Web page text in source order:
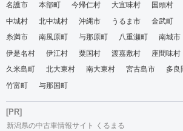
名護市
本部町 今帰仁村 大宜味村 国頭村
中城村
北中城村 沖縄市 うるま市 金武町
糸満市
南風原町 与那原町 八重瀬町 南城市
伊是名村
伊江村 粟国村 渡嘉敷村 座間味村
久米島町
北大東村 南大東村 宮古島市 多良
竹富町
与那国町
[PR]
新潟県の中古車情報サイト くるまる